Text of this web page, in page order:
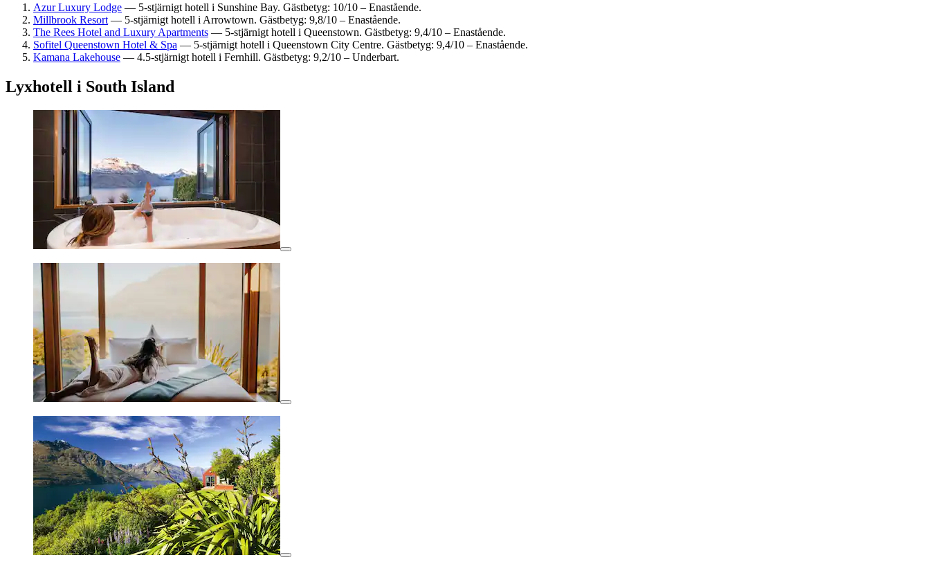
Azur Luxury Lodge — 5-stjärnigt hotell i Sunshine Bay. Gästbetyg: 10/10 – Enastående.
Millbrook Resort — 5-stjärnigt hotell i Arrowtown. Gästbetyg: 9,8/10 – Enastående.
The Rees Hotel and Luxury Apartments — 5-stjärnigt hotell i Queenstown. Gästbetyg: 9,4/10 – Enastående.
Sofitel Queenstown Hotel & Spa — 5-stjärnigt hotell i Queenstown City Centre. Gästbetyg: 9,4/10 – Enastående.
Kamana Lakehouse — 4.5-stjärnigt hotell i Fernhill. Gästbetyg: 9,2/10 – Underbart.
Lyxhotell i South Island